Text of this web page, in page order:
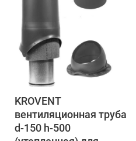
KROVENT
вентиляционная труба
d-150 h-500